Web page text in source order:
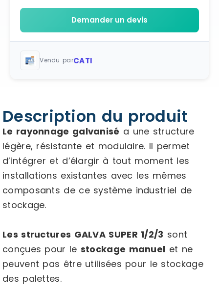
Demander un devis
Vendu parCATI
Description du produit
Le rayonnage galvanisé a une structure
légère, résistante et modulaire. Il permet
d’intégrer et d’élargir à tout moment les
installations existantes avec les mêmes
composants de ce système industriel de
stockage.
Les structures GALVA SUPER 1/2/3 sont
conçues pour le stockage manuel et ne
peuvent pas être utilisées pour le stockage
des palettes.